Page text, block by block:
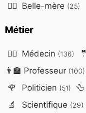
🤷‍♀️ Belle-mère (25)
Métier
👨‍⚕️ Médecin (136) 🤵
👨‍🏫 Professeur (100)
🌹 Politicien (51) 🦆
🔬 Scientifique (29)